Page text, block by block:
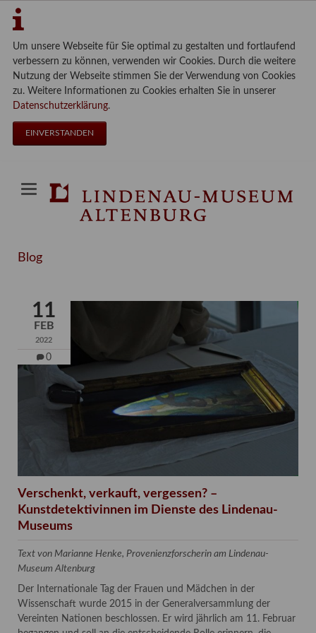
Um unsere Webseite für Sie optimal zu gestalten und fortlaufend
verbessern zu können, verwenden wir Cookies. Durch die weitere
Nutzung der Webseite stimmen Sie der Verwendung von Cookies
zu. Weitere Informationen zu Cookies erhalten Sie in unserer
Datenschutzerklärung.
EINVERSTANDEN
Blog
11
FEB
2022
0
Verschenkt, verkauft, vergessen? –
Kunstdetektivinnen im Dienste des Lindenau-
Museums
Text von Marianne Henke, Provenienzforscherin am Lindenau-
Museum Altenburg
Der Internationale Tag der Frauen und Mädchen in der
Wissenschaft wurde 2015 in der Generalversammlung der
Vereinten Nationen beschlossen. Er wird jährlich am 11. Februar